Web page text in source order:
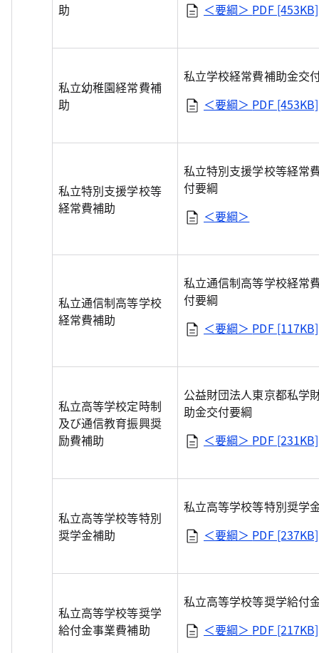
助
＜要綱＞ PDF [453KB]
私立幼稚園経常費補
助
私立学校経常費補助金交
＜要綱＞ PDF [453KB]
私立特別支援学校等
経常費補助
私立特別支援学校等経常
付要綱
＜要綱＞
私立通信制高等学校
経常費補助
私立通信制高等学校経常
付要綱
＜要綱＞ PDF [117KB]
私立高等学校定時制
及び通信教育振興奨
励費補助
公益財団法人東京都私学
助金交付要綱
＜要綱＞ PDF [231KB]
私立高等学校等特別
奨学金補助
私立高等学校等特別奨学
＜要綱＞ PDF [237KB]
私立高等学校等奨学
給付金事業費補助
私立高等学校等奨学給付
＜要綱＞ PDF [217KB]